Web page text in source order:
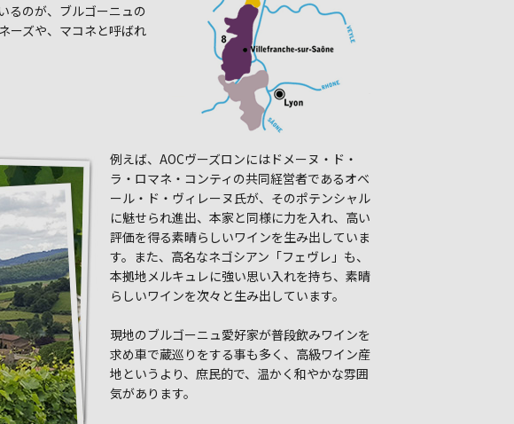
るのが、ブルゴーニュの
ーズや、マコネと呼ばれ
例えば、AOCヴーズロンにはドメーヌ・ド・
ラ・ロマネ・コンティの共同経営者であるオベ
ール・ド・ヴィレーヌ氏が、そのポテンシャル
に魅せられ進出、本家と同様に力を入れ、高い
評価を得る素晴らしいワインを生み出していま
す。また、高名なネゴシアン「フェヴレ」も、
本拠地メルキュレに強い思い入れを持ち、素晴
らしいワインを次々と生み出しています。
現地のブルゴーニュ愛好家が普段飲みワインを
求め車で蔵巡りをする事も多く、高級ワイン産
地というより、庶民的で、温かく和やかな雰囲
気があります。